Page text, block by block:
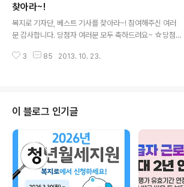
및 로고송 공유(스크랩) 주소를 비밀댓글로 남기기 추첨을
통해 다양한 경품을 드립니다! ▼▼▼자세히 보기▼▼▼
찾아라~!
복지로 기자단, 베스트 기사를 찾아라~! 참여해주신 여러
분 감사합니다. 당첨자 여러분 모두 축하드려요~ ☆당첨자
인정보(성함, 연락처)를 본 페이지 하단에 비밀댓글로 남겨
수령하지 못하신 기프티콘은 재발송해 드리지 않습니다. *
이벤트 경품 지급을 위해 수집하는 개인정보는 경품제공
목적으로만 사용하며 이벤트 종료 즉시 파기됩니다. 1 Cro
ng Park 26 김정태 51 안성준 76 이종현 2 hiro 27 김
훈성 52 안현경 77 이희영 3 ziguezague8 28 나는보
물이..
3 85 2013. 10. 23.
이 블로그 인기글